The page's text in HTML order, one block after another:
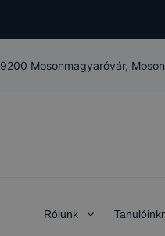
9200 Mosonmagyaróvár,
Rólunk